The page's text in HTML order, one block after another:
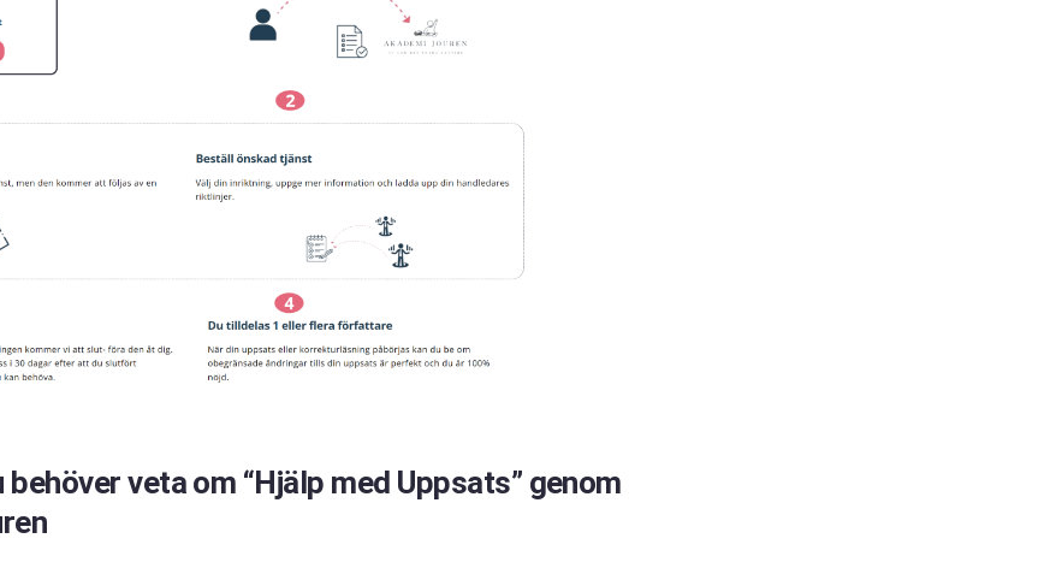
behöver veta om “Hjälp med Uppsats” genom